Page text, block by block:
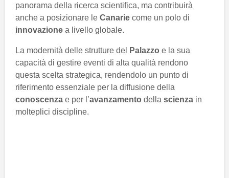
panorama della ricerca scientifica, ma contribuirà
anche a posizionare le Canarie come un polo di
innovazione a livello globale.
La modernità delle strutture del Palazzo e la sua
capacità di gestire eventi di alta qualità rendono
questa scelta strategica, rendendolo un punto di
riferimento essenziale per la diffusione della
conoscenza e per l’avanzamento della scienza in
molteplici discipline.